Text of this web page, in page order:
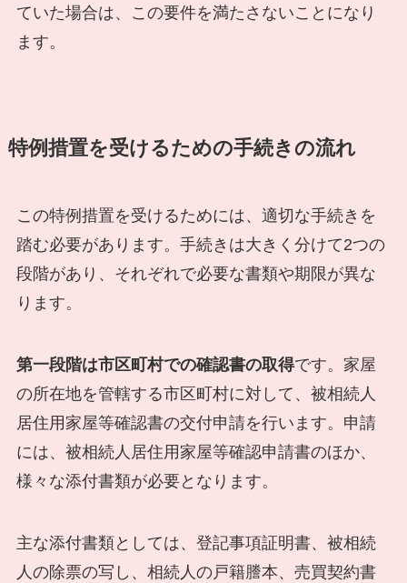
ていた場合は、この要件を満たさないことになり
ます。
特例措置を受けるための手続きの流れ
この特例措置を受けるためには、適切な手続きを
踏む必要があります。手続きは大きく分けて2つの
段階があり、それぞれで必要な書類や期限が異な
ります。
第一段階は市区町村での確認書の取得です。家屋
の所在地を管轄する市区町村に対して、被相続人
居住用家屋等確認書の交付申請を行います。申請
には、被相続人居住用家屋等確認申請書のほか、
様々な添付書類が必要となります。
主な添付書類としては、登記事項証明書、被相続
人の除票の写し、相続人の戸籍謄本、売買契約書